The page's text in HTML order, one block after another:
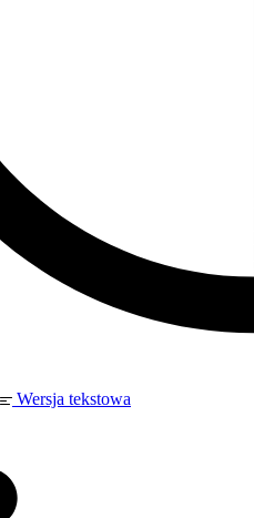
Wersja tekstowa